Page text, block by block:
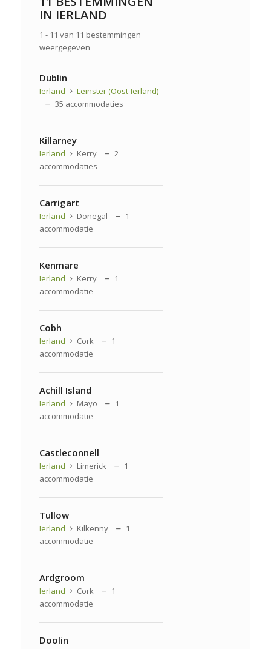
IN IERLAND
1 - 11 van 11 bestemmingen
weergegeven
Dublin
Ierland
Leinster (Oost-Ierland)
35 accommodaties
Killarney
Ierland Kerry
2
accommodaties
Carrigart
Ierland Donegal
1
accommodatie
Kenmare
Ierland Kerry
1
accommodatie
Cobh
Ierland Cork
1
accommodatie
Achill Island
Ierland Mayo
1
accommodatie
Castleconnell
Ierland Limerick
1
accommodatie
Tullow
Ierland Kilkenny
1
accommodatie
Ardgroom
Ierland Cork
1
accommodatie
Doolin